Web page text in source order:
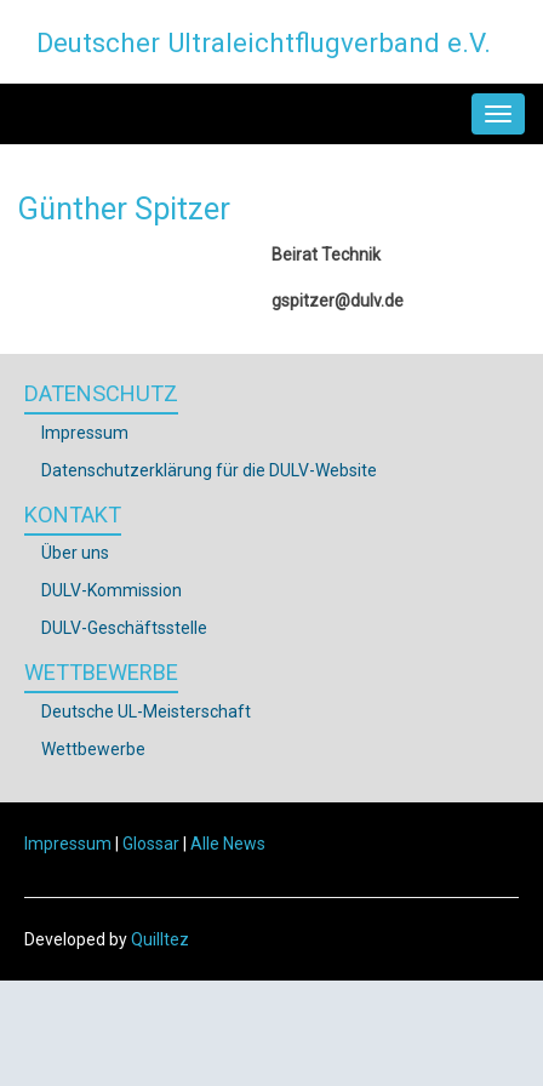
Inhalt
Deutscher Ultraleichtflugverband e.V.
Günther Spitzer
Beirat Technik
gspitzer@dulv.de
DATENSCHUTZ
Impressum
Datenschutzerklärung für die DULV-Website
KONTAKT
Über uns
DULV-Kommission
DULV-Geschäftsstelle
WETTBEWERBE
Deutsche UL-Meisterschaft
Wettbewerbe
Impressum | Glossar| Alle News
Developed byQuilltez